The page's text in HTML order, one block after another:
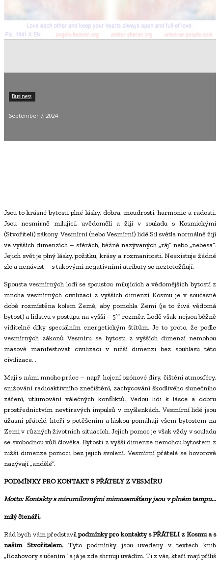
Business
September 7, 2024
Jsou to krásné bytosti plné lásky, dobra, moudrosti, harmonie a radosti.
Jsou nesmírně milující, uvědomělí a žijí v souladu s Kosmickými
(Stvořiteli) zákony. Vesmírní (nebo Vesmírní) lidé Sil světla normálně žijí
ve vyšších dimenzích – sférách, běžně nazývaných „ráj“ nebo „nebesa“.
Jejich svět je plný lásky, požitku, krásy a rozmanitosti. Neexistuje žádné
zlo a nenávist – s takovými negativními atributy se neztotožňují.
Spousta vesmírných lodí se spoustou milujících a vědomějších bytostí z
mnoha vesmírných civilizací z vyšších dimenzí Kosmu je v současné
době rozmístěna kolem Země, aby pomohla Zemi (je to živá vědomá
bytost) a lidstvu v postupu na vyšší – 5′” rozměr. Lodě však nejsou běžně
viditelné díky speciálním energetickým štítům. Je to proto, že podle
vesmírných zákonů Vesmíru se bytosti z vyšších dimenzí nemohou
masově manifestovat civilizaci v nižší dimenzi bez souhlasu této
civilizace. .
Mají s námi mnoho práce – např. hojení ozónové díry, čištění atmosféry,
snižování radioaktivního znečištění, zachycování škodlivého slunečního
záření, utlumování válečných konfliktů. Vedou lidi k lásce a dobru
prostřednictvím nevtíravých impulsů v myšlenkách. Vesmírní lidé jsou
úžasní přátelé, kteří s potěšením a láskou pomáhají všem bytostem na
Zemi v různých životních situacích. Jejich pomoc je však vždy v souladu
se svobodnou vůlí člověka. Bytosti z vyšší dimenze nemohou bytostem z
nižší dimenze pomoci bez jejich svolení. Vesmírní přátelé se hovorově
nazývají „andělé“.
PODMÍNKY PRO KONTAKT S PŘÁTELY Z VESMÍRU
Motto: Kontakty s mírumilovnými mimozemšťany jsou v plném tempu…
milý čtenáři,
Rád bych vám představilpodmínky pro kontakty s PŘÁTELI z Kosmu a s
naším Stvořitelem.Tyto podmínky jsou uvedeny v textech knih
„Rozhovory s učením“ a já je zde shrnuji uvádím. Ti z vás, kteří mají příliš